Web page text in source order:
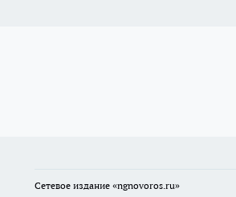
Сетевое издание «ngnovoros.ru»